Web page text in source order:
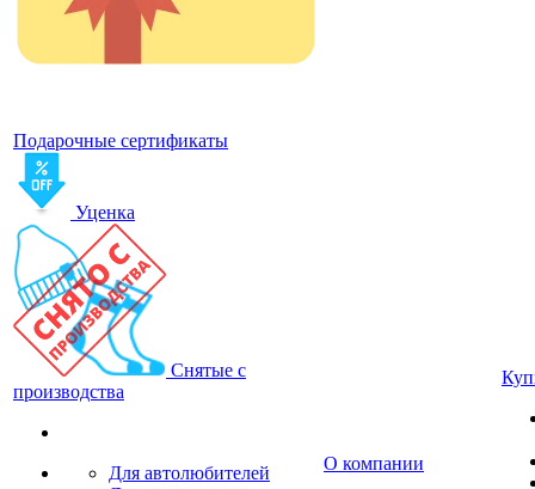
Подарочные сертификаты
Уценка
Снятые с
производства
Для автолюбителей
О компании